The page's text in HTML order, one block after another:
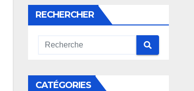
RECHERCHER
CATÉGORIES